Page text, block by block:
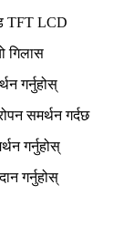
TFT LCD
गिलास
गर्नुहोस्
समर्थन गर्दछ
गर्नुहोस्
गर्नुहोस्